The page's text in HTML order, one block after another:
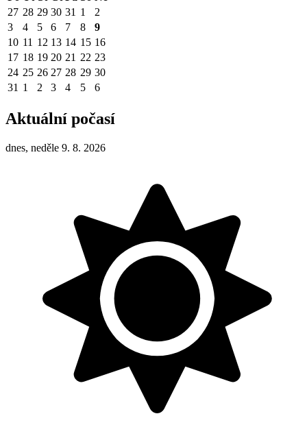
27 28 29 30 31 1
2
3
4 5 6 7 8
9
10 11 12 13 14 15 16
17 18 19 20 21 22 23
24 25 26 27 28 29 30
31 1 2 3 4 5 6
Aktuální počasí
dnes, neděle 9. 8. 2026